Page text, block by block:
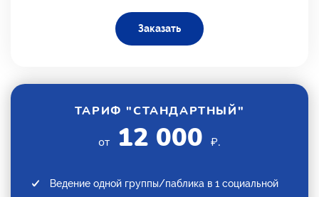
Заказать
ТАРИФ "СТАНДАРТНЫЙ"
от 12 000 ₽.
Ведение одной группы/паблика в 1 социальной